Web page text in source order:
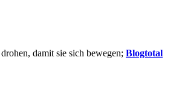
damit sie sich bewegen; Blogtotal